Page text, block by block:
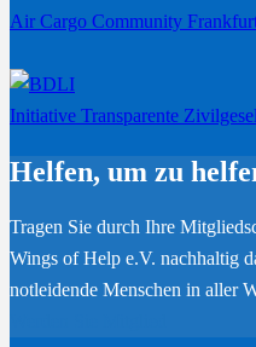
Air Cargo Community
Initiative Transparente
Helfen, um zu
Tragen Sie durch Ihre
Wings of Help e.V. nachhaltig
notleidende Menschen in aller